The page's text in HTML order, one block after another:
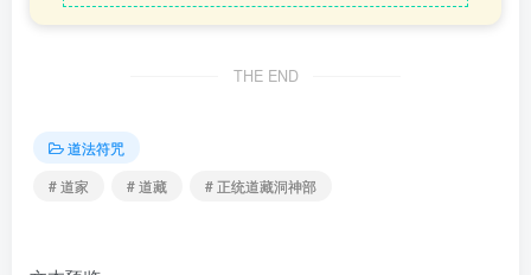
THE END
道法符咒
# 道家
# 道藏 # 正统道藏洞神部